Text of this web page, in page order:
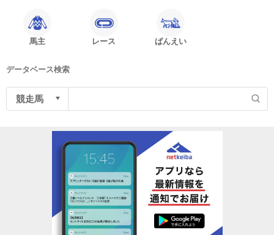
馬主 レース ばんえい
データベース検索